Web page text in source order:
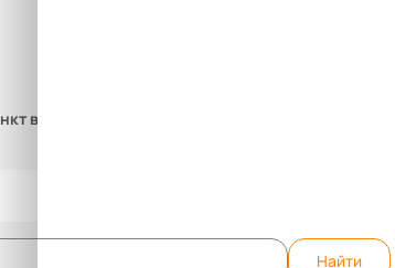
выдачи товара)
Найти